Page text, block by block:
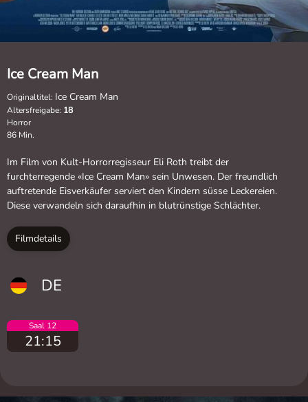
Ice Cream Man
Originaltitel: Ice Cream Man
Altersfreigabe: 18
Horror
86 Min.
Im Film von Kult-Horrorregisseur Eli Roth treibt der
furchterregende «Ice Cream Man» sein Unwesen. Der freundlich
auftretende Eisverkäufer serviert den Kindern süsse Leckereien.
Diese verwandeln sich daraufhin in blutrünstige Schlächter.
Filmdetails
DE
Saal 12
21:15